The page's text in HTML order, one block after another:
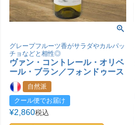
グレープフルーツ香がサラダやカルパッ
チョなどと相性◎
ヴァン・コントレール・オリベ
ール・ブラン／フォンドゥース
自然派
クール便でお届け
¥2,860税込